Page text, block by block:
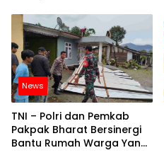
News
TNI – Polri dan Pemkab
Pakpak Bharat Bersinergi
Bantu Rumah Warga Yang